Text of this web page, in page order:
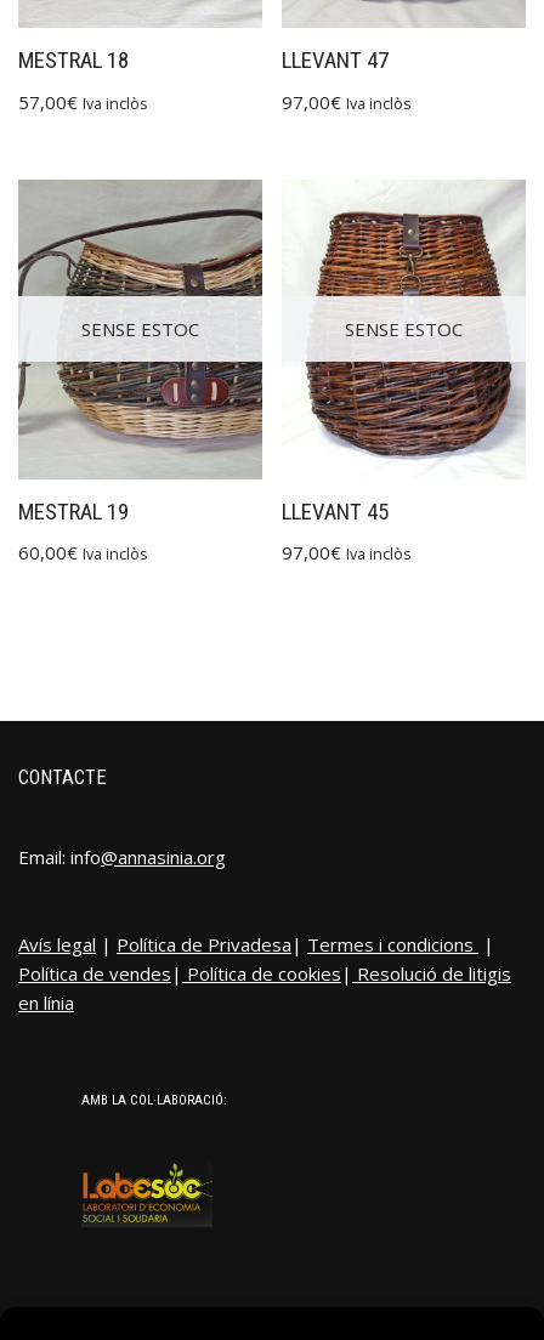
MESTRAL 18
57,00€ Iva inclòs
LLEVANT 47
97,00€ Iva inclòs
SENSE ESTOC
MESTRAL 19
60,00€ Iva inclòs
SENSE ESTOC
LLEVANT 45
97,00€ Iva inclòs
CONTACTE
Email: info@annasinia.org
Avís legal | Política de Privadesa | Termes i condicions |
Política de vendes | Política de cookies | Resolució de litigis
en línia
AMB LA COL·LABORACIÓ: